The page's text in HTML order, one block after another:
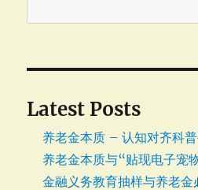
Latest Posts
养老金本质 – 认知对齐科
养老金本质与“贴现电子宠
金融义务教育抽样与养老金